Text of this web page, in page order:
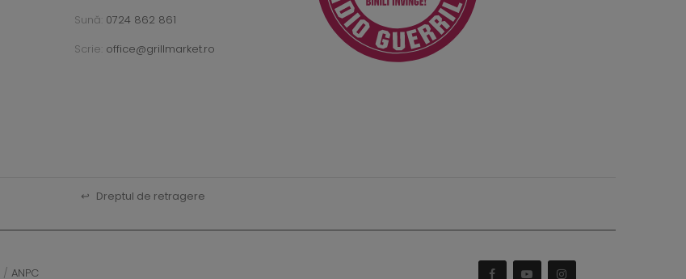
Sună: 0724 862 861
Scrie: office@grillmarket.ro
↩ Dreptul de retragere
/ ANPC